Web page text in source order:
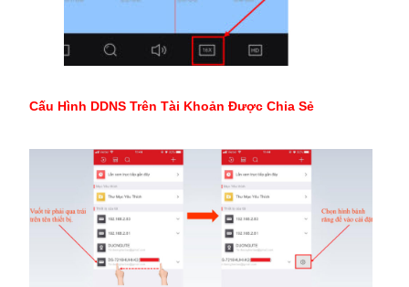
Cấu Hình DDNS Trên Tài Khoản Được Chia Sẻ